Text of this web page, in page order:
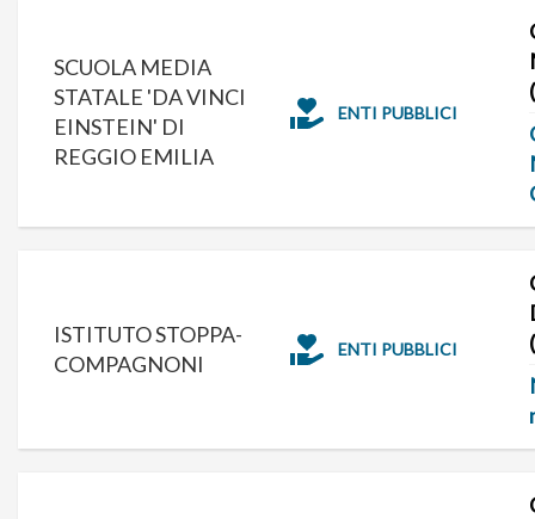
SCUOLA MEDIA
STATALE 'DA VINCI
EINSTEIN' DI
REGGIO EMILIA
ENTI PUBBLICI
ISTITUTO STOPPA-
COMPAGNONI
ENTI PUBBLICI